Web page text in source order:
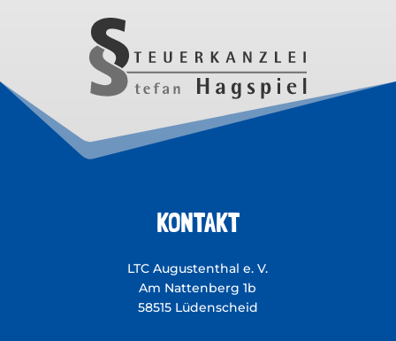
KONTAKT
LTC Augustenthal e. V.
Am Nattenberg 1b
58515 Lüdenscheid